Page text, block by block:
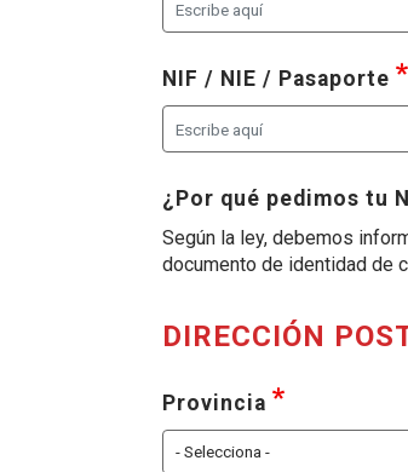
NIF / NIE / Pasaporte ,
¿Por qué pedimos tu
Según la ley, debemos
documento de identidad de
DIRECCIÓN
Provincia requerido
, seleccione